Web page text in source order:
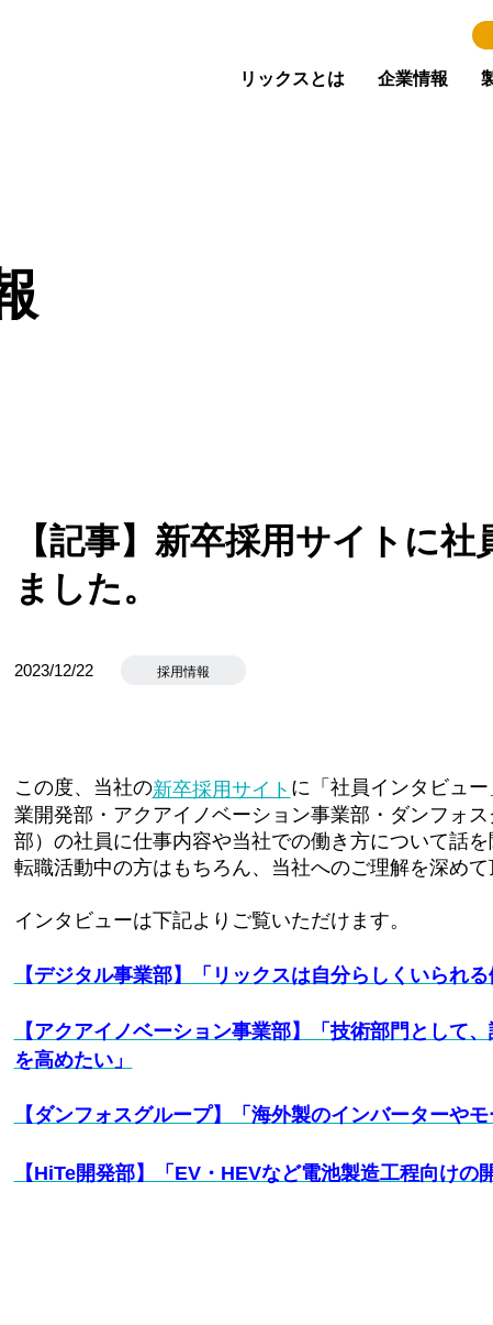
リックスとは 企業情報
【記事】新卒採用サイトに
ました。
2023/12/22 採用情報
この度、当社の新卒採用サイト に「社員インタビュ
業開発部・アクアイノベーション事業部・ダンフォ
部）の社員に仕事内容や当社での働き方について話
転職活動中の方はもちろん、当社へのご理解を深め
インタビューは下記よりご覧いただけます。
【デジタル事業部】「リックスは自分らしくいられる
【アクアイノベーション事業部】「技術部門として
を高めたい」
【ダンフォスグループ】「海外製のインバーターや
【HiTe開発部】「EV・HEVなど電池製造工程向けの